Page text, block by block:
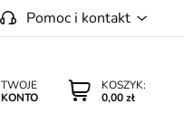
Pomoc i kontakt
KOSZYK:
0,00 zł
TWOJE
KONTO